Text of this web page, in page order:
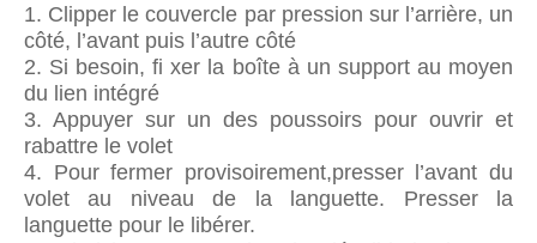
1. Clipper le couvercle par pression sur l’arrière, un
côté, l’avant puis l’autre côté
2. Si besoin, fi xer la boîte à un support au moyen
du lien intégré
3. Appuyer sur un des poussoirs pour ouvrir et
rabattre le volet
4. Pour fermer provisoirement,presser l’avant du
volet au niveau de la languette. Presser la
languette pour le libérer.